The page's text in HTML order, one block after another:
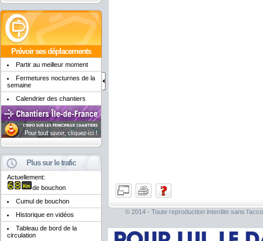
Prévoir ses déplacements
Partir au meilleur moment
Fermetures nocturnes de la
semaine
Calendrier des chantiers
Plus sur le trafic
Actuellement:
de bouchon
Cumul de bouchon
Historique en vidéos
Tableau de bord de la
circulation
© 2014 - Toute reproduction interdite sans